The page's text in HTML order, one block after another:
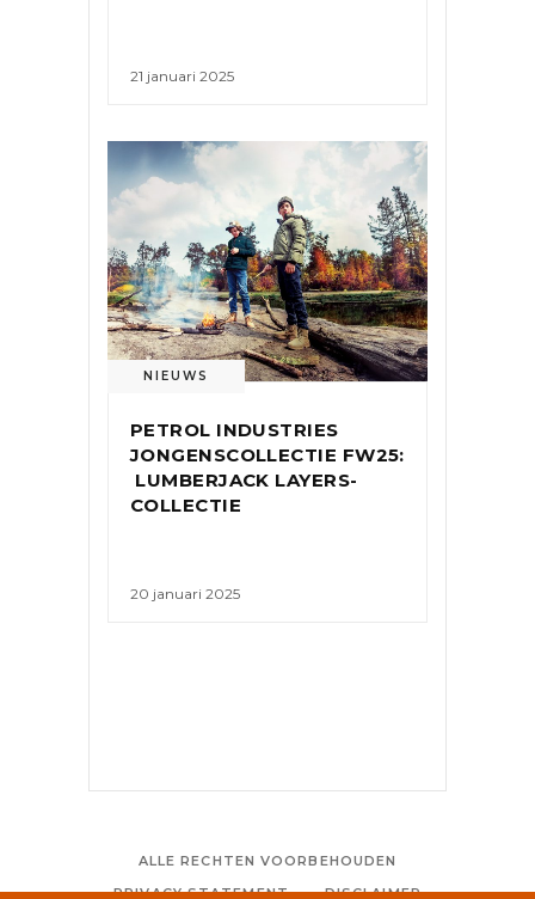
21 januari 2025
NIEUWS
PETROL INDUSTRIES
JONGENSCOLLECTIE FW25:
LUMBERJACK LAYERS-
COLLECTIE
20 januari 2025
ALLE RECHTEN VOORBEHOUDEN
PRIVACY STATEMENT
DISCLAIMER